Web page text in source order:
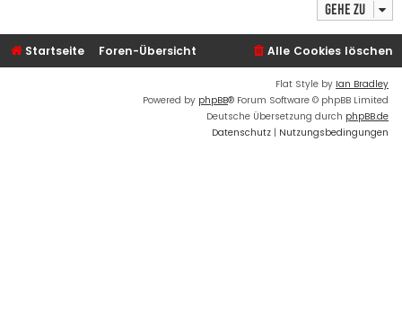
Gehe zu
Startseite Foren-Übersicht Alle Cookies löschen
Flat Style by Ian Bradley
Powered by phpBB® Forum Software © phpBB Limited
Deutsche Übersetzung durch phpBB.de
Datenschutz | Nutzungsbedingungen